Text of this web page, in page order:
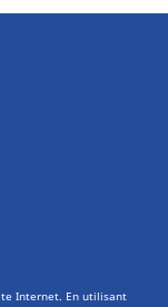
Internet. En utilisant